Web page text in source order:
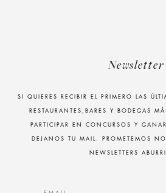
Newsletter
SI QUIERES RECIBIR EL PRIMERO LAS
RESTAURANTES,BARES Y BODEGAS
PARTICIPAR EN CONCURSOS Y
DEJANOS TU MAIL. PROMETEMOS
NEWSLETTERS